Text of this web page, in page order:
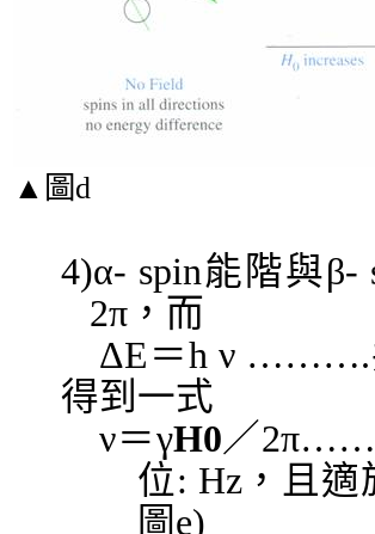
▲ 圖d
4)α- spin能階與β-
2π ，而
ΔΕ ＝h ν ……….
得到一式
ν＝γH0／
位: Hz，且適
圖 e)